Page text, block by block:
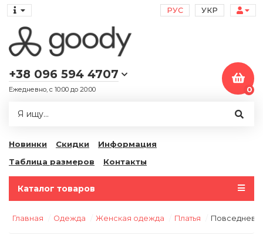
РУС УКР
+38 096 594 4707
Ежедневно, с 10:00 до 20:00 0
Новинки Скидки
Информация
Таблица размеров
Контакты
Каталог товаров
Главная Одежда Женская одежда Платья